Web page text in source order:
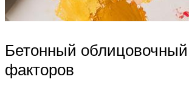
Бетонный
факторов